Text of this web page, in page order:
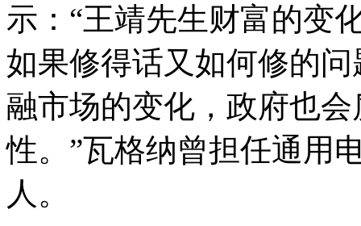
示：“王靖先生财富的变
如果修得话又如何修的
融市场的变化，政府也
性。”瓦格纳曾担任通用
人。